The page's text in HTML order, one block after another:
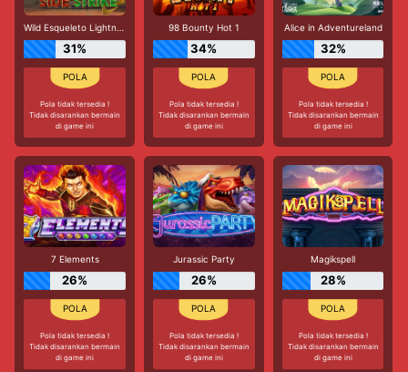
Wild Esqueleto Lightning Chase
31%
Pola tidak tersedia !
Tidak disarankan bermain
di game ini
98 Bounty Hot 1
34%
Pola tidak tersedia !
Tidak disarankan bermain
di game ini
Alice in Adventureland
32%
Pola tidak tersedia !
Tidak disarankan bermain
di game ini
7 Elements
26%
Pola tidak tersedia !
Tidak disarankan bermain
di game ini
Jurassic Party
26%
Pola tidak tersedia !
Tidak disarankan bermain
di game ini
Magikspell
28%
Pola tidak tersedia !
Tidak disarankan bermain
di game ini